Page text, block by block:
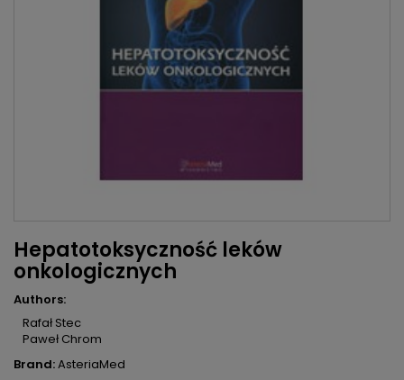
Hepatotoksyczność leków
onkologicznych
Authors:
Rafał Stec
Paweł Chrom
Brand:AsteriaMed